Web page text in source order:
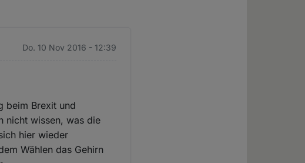
Do. 10 Nov 2016 - 12:39
beim Brexit und
nicht wissen, was die
hier wieder
Wählen das Gehirn